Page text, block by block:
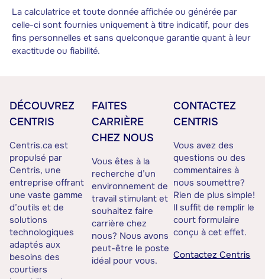
La calculatrice et toute donnée affichée ou générée par
celle-ci sont fournies uniquement à titre indicatif, pour des
fins personnelles et sans quelconque garantie quant à leur
exactitude ou fiabilité.
DÉCOUVREZ
CENTRIS
Centris.ca est
propulsé par
Centris, une
entreprise offrant
une vaste gamme
d’outils et de
solutions
technologiques
adaptés aux
besoins des
courtiers
FAITES
CARRIÈRE
CHEZ NOUS
Vous êtes à la
recherche d’un
environnement de
travail stimulant et
souhaitez faire
carrière chez
nous? Nous avons
peut-être le poste
idéal pour vous.
CONTACTEZ
CENTRIS
Vous avez des
questions ou des
commentaires à
nous soumettre?
Rien de plus simple!
Il suffit de remplir le
court formulaire
conçu à cet effet.
Contactez Centris